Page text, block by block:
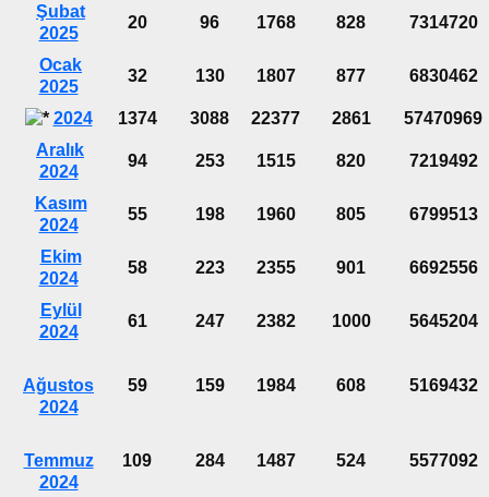
Şubat
2025
20 96 1768 828 7314720
Ocak
2025
32 130 1807 877 6830462
2024 1374 3088 22377 2861
57470969
Aralık
2024
94 253 1515 820 7219492
Kasım
2024
55 198 1960 805 6799513
Ekim
2024
58 223 2355 901 6692556
Eylül
2024
61 247 2382 1000 5645204
Ağustos
2024
59 159 1984 608 5169432
Temmuz
2024
109 284 1487 524 5577092